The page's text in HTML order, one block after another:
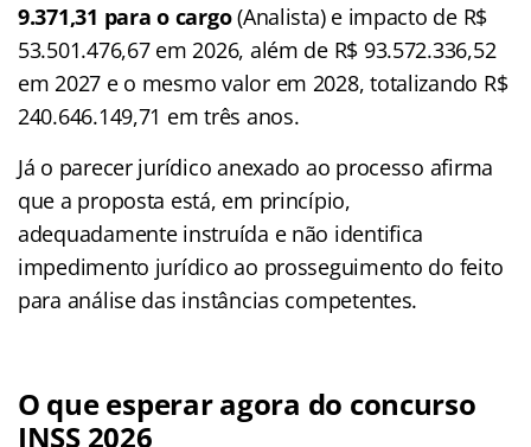
9.371,31 para o cargo(Analista) e impacto de R$
53.501.476,67 em 2026, além de R$ 93.572.336,52
em 2027 e o mesmo valor em 2028, totalizando R$
240.646.149,71 em três anos.
Já o parecer jurídico anexado ao processo afirma
que a proposta está, em princípio,
adequadamente instruída e não identifica
impedimento jurídico ao prosseguimento do feito
para análise das instâncias competentes.
O que esperar agora do concurso
INSS 2026